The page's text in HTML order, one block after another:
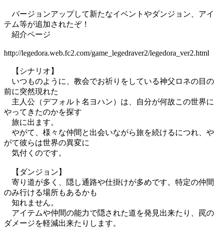
バージョンアップして新たなイベントやダンジョン、アイ
テム等が追加されたぞ！
紹介ページ
http://legedora.web.fc2.com/game_legedraver2/legedora_ver2.html
【シナリオ】
いつものように、教会でお祈りをしている神父ロネの目の
前に突然現れた
主人公（デフォルト名ヨハン）は、自分が何故この世界に
やってきたのかを探す
旅に出ます。
やがて、様々な仲間と出会いながら旅を続けるにつれ、や
がて彼らは世界の異変に
気付くのです。
【ダンジョン】
寄り道が多く、隠し通路や仕掛けが多めです。特定の仲間
のみ行ける場所もあるかも
知れません。
アイテムや仲間の能力で隠された道を発見出来たり、罠の
ダメージを軽減出来たりします。